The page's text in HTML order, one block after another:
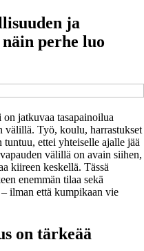
ja
perhe luo
on jatkuvaa tasapainoilua
välillä. Työ, koulu, harrastukset
ettei yhteiselle ajalle jää
välillä on avain siihen,
kiireen keskellä. Tässä
enemmän tilaa sekä
ilman että kumpikaan vie
on tärkeää